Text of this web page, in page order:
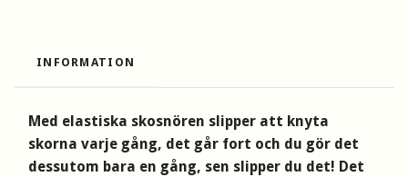
INFORMATION
Med elastiska skosnören slipper att knyta
skorna varje gång, det går fort och du gör det
dessutom bara en gång, sen slipper du det! Det